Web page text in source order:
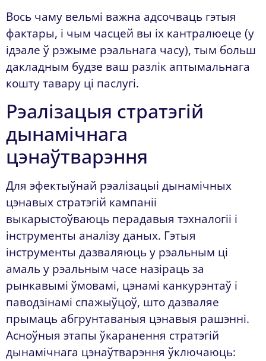
Вось чаму вельмі важна адсочваць гэтыя
фактары, і чым часцей вы іх кантралюеце (у
ідэале ў рэжыме рэальнага часу), тым больш
дакладным будзе ваш разлік аптымальнага
кошту тавару ці паслугі.
Рэалізацыя стратэгій
дынамічнага
цэнаўтварэння
Для эфектыўнай рэалізацыі дынамічных
цэнавых стратэгій кампаніі
выкарыстоўваюць перадавыя тэхналогіі і
інструменты аналізу даных. Гэтыя
інструменты дазваляюць у рэальным ці
амаль у рэальным часе назіраць за
рынкавымі ўмовамі, цэнамі канкурэнтаў і
паводзінамі спажыўцоў, што дазваляе
прымаць абгрунтаваныя цэнавыя рашэнні.
Асноўныя этапы ўкаранення стратэгій
дынамічнага цэнаўтварэння ўключаюць: